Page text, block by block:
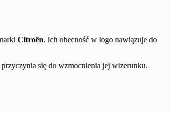
Citroën. Ich obecność w logo nawiązuje do
się do wzmocnienia jej wizerunku.